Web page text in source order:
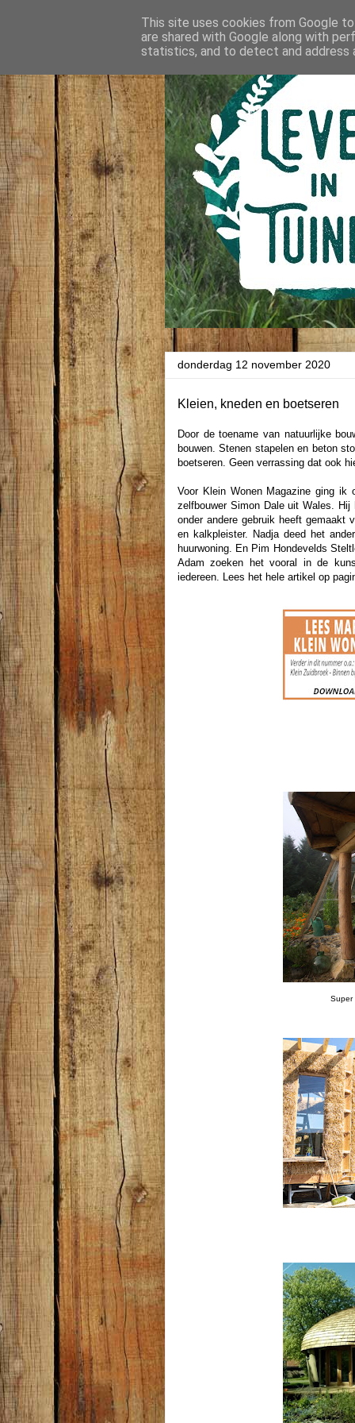
donderdag 12 november 2020
Kleien, kneden en boetseren
Door de toename van natuurlijke
bouwen. Stenen stapelen en beton
boetseren. Geen verrassing dat ook
Voor Klein Wonen Magazine ging ik
zelfbouwer Simon Dale uit Wales. Hij
onder andere gebruik heeft gemaakt
en kalkpleister. Nadja deed het
huurwoning. En Pim Hondevelds
Adam zoeken het vooral in de
iedereen. Lees het hele artikel op
Super
This site uses cookies from Google
are shared with Google along with
statistics, and to detect and address